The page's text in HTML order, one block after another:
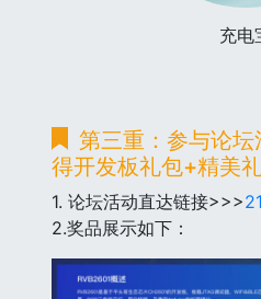
充电
第三重：参与论
得开发板礼包+精美
1. 论坛活动直达链接>>>
2.奖品展示如下：